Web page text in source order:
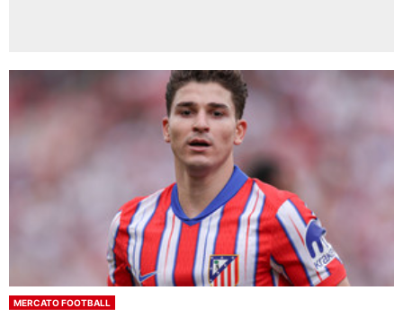
MERCATO FOOTBALL